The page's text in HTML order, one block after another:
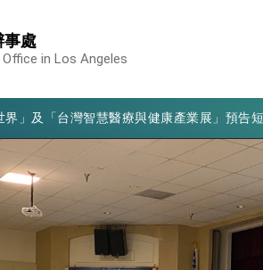
事處
in Los Angeles
灣經驗為亞太醫療照護發展開創新里程碑
利走向世界 盼與理念相近國家共同維護
是訪問
為國家邁出合作第一步
歷史性突破 總統強調將以3大面向加速臺